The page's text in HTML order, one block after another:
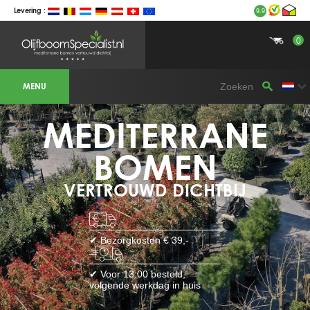
Levering : 9.9
BOTANICALGROUP WERKGEBIEDEN &
WEBSITES
OLIJFBOOMSPECIALIST.NL
OLIJFBOOMSPECIALIST.BE
LESPECIALISTEDESOLIVIERS.FR
OLIVENBAUM.DE
DRZEWAOLIWNE.PL
OLIVETREESPECIALIST.COM
Bomen
BOMEN.NL
GROENBLIJVENDEBOMEN.NL
GROENBLIJVENDEBOMEN.BE
PALMBOMENSPECIALIST.NL
IMMERGRUENEBAEUME.DE
Botanicalgroup
BOTANICALGROUP.EU
BOTANICALGROUP.DE
BOTANICALGROUP.BE
0
MENU
MEDITERRANE
BOMEN
VERTROUWD DICHTBIJ
✔ Bezorgkosten € 39,-
✔ Voor 13:00 besteld,
volgende werkdag in huis